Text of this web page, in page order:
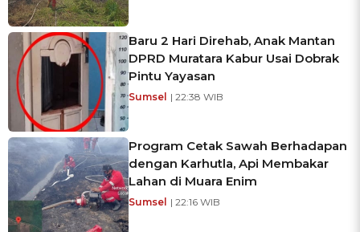
Baru 2 Hari Direhab, Anak Mantan
DPRD Muratara Kabur Usai Dobrak
Pintu Yayasan
Sumsel | 22:38 WIB
Program Cetak Sawah Berhadapan
dengan Karhutla, Api Membakar
Lahan di Muara Enim
Sumsel | 22:16 WIB